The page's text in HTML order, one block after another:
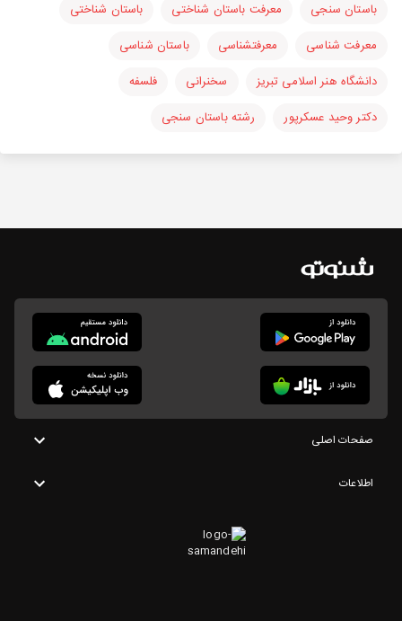
باستان سنجی معرفت باستان شناختی
باستان شناختی
معرفت شناسی
معرفتشناسی
باستان شناسی
دانشگاه هنر اسلامی تبریز
سخنرانی
فلسفه
دکتر وحید عسکرپور
رشته باستان سنجی
صفحات اصلی
اطلاعات